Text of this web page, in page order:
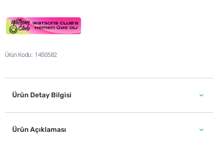
Ürün Kodu 1450582
Ürün Detay Bilgisi
Ürün Açıklaması